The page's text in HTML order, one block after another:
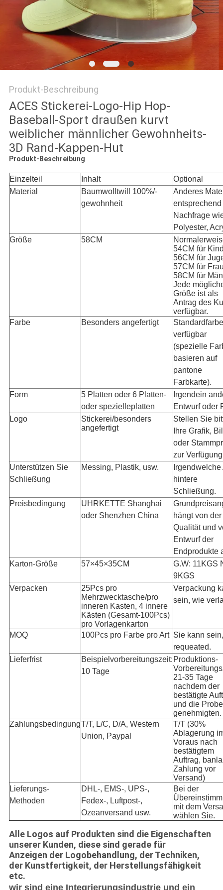
PRIVACY
POLICY
Produkt-Beschreibung
ACES Stickerei-Logo-Hip Hop-
Baseball-Sport draußen kurvt
weiblicher männlicher Gewohnheits-
3D Rand-Kappen-Hut
Produkt-Beschreibung
Einzelteil Inhalt
Optional
Material
Baumwolltwill 100%/-
gewohnheit
Anderes
entsprechend
Nachfrage
Polyester,
Größe
58CM
54CM für
56CM für
57CM für
58CM für
Jede
Größe ist als
Antrag des
verfügbar.
Farbe
Besonders angefertigt
Standardfarbe
verfügbar
(spezielle
basieren auf
pantone
Farbkarte).
Form
5 Platten oder 6 Platten-
oder spezielleplatten
Irgendein
Entwurf oder
Logo
Stickerei/besonders
angefertigt
Stellen Sie
Ihre Grafik,
oder
zur
Unterstützen Sie
Schließung
Messing, Plastik, usw.
Irgendwelche
hintere
Schließung.
Preisbedingung
UHRKETTE Shanghai
oder Shenzhen China
hängt von der
Qualität und
Entwurf der
Endprodukte
Karton-Größe
57×45×35CM
G.W: 11KGS
9KGS
Verpacken
25Pcs pro
Mehrzwecktasche/pro
inneren Kasten, 4 innere
Kästen (Gesamt-100Pcs)
pro Vorlagenkarton
Verpackung
sein, wie
MOQ 100Pcs pro Farbe pro Art Sie kann
requeated.
Lieferfrist
Beispielvorbereitungszeit:
10 Tage
Produktions-
21-35 Tage
nachdem der
bestätigte
und die Probe
genehmigten.
ZahlungsbedingungT/T, L/C, D/A, Western
Union, Paypal
T/T (30%
Ablagerung
Voraus nach
bestätigtem
Auftrag,
Zahlung vor
Versand)
Lieferungs-
Methoden
DHL-, EMS-, UPS-,
Fedex-, Luftpost-,
Ozeanversand usw.
Bei der
mit dem
wählen Sie.
Alle Logos auf Produkten sind die Eigenschaften
unserer Kunden, diese sind gerade für
Anzeigen der Logobehandlung, der Techniken,
der Kunstfertigkeit, der Herstellungsfähigkeit
etc.
wir sind eine Integrierungsindustrie und ein